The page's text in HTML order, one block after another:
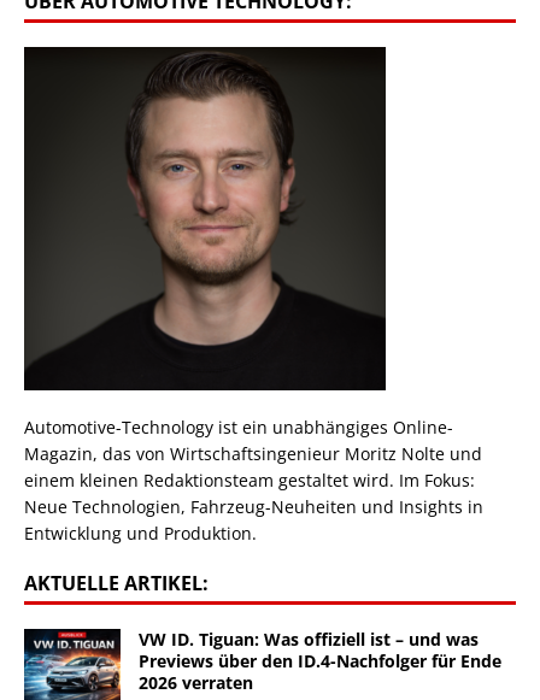
Automotive-Technology ist ein unabhängiges Online-
Magazin, das von Wirtschaftsingenieur Moritz Nolte und
einem kleinen Redaktionsteam gestaltet wird. Im Fokus:
Neue Technologien, Fahrzeug-Neuheiten und Insights in
Entwicklung und Produktion.
AKTUELLE ARTIKEL:
VW ID. Tiguan: Was offiziell ist – und was
Previews über den ID.4-Nachfolger für Ende
2026 verraten